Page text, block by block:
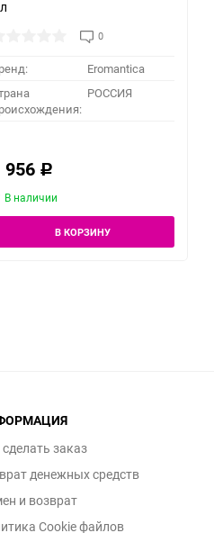
0
Eromantica
РОССИЯ
956 Р
В наличии
В КОРЗИНУ
заказ
денежных средств
и возврат
Cookie файлов